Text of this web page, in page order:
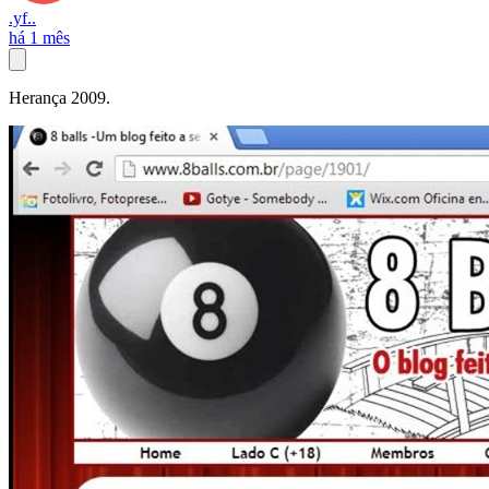
.yf..
há 1 mês
Herança 2009.